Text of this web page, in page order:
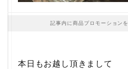
記事内に商品プロモーション
本日もお越し頂きまして